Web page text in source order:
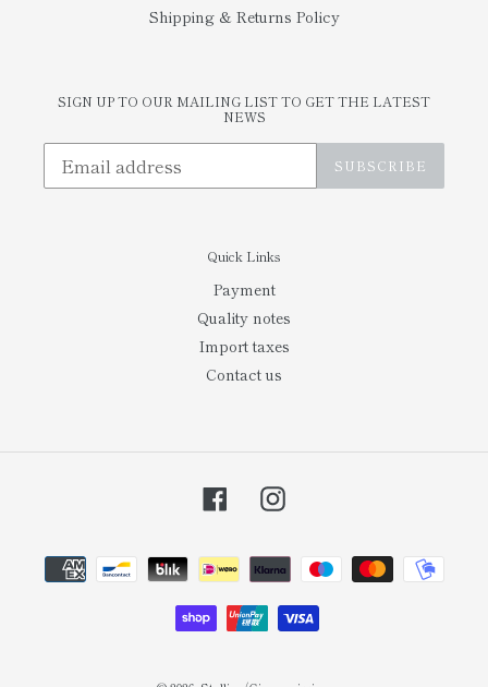
Shipping & Returns Policy
SIGN UP TO OUR MAILING LIST TO GET THE LATEST
NEWS
SUBSCRIBE
Quick Links
Payment
Quality notes
Import taxes
Contact us
FacebookInstagram
Payment
methods